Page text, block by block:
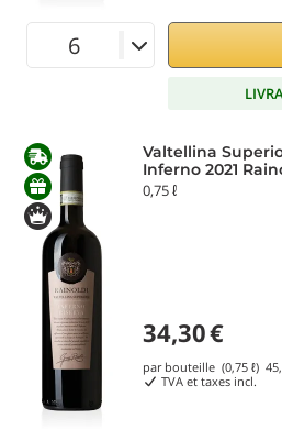
Valtellina
Inferno 2021
0,75 ℓ
34,30€
par bouteille (0,75 ℓ)
TVA et taxes incl.